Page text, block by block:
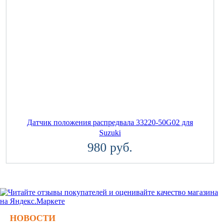
Датчик положения распредвала 33220-50G02 для
Suzuki
980 руб.
НОВОСТИ